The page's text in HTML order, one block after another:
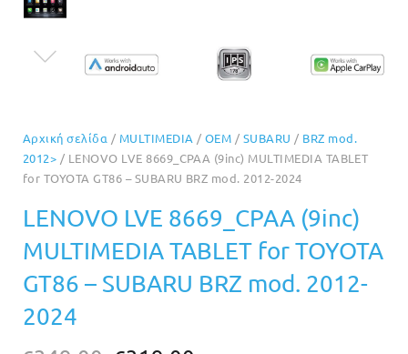
Αρχική σελίδα / MULTIMEDIA / OEM / SUBARU / BRZ mod.
2012> / LENOVO LVE 8669_CPAA (9inc) MULTIMEDIA TABLET
for TOYOTA GT86 – SUBARU BRZ mod. 2012-2024
LENOVO LVE 8669_CPAA (9inc)
MULTIMEDIA TABLET for TOYOTA
GT86 – SUBARU BRZ mod. 2012-
2024